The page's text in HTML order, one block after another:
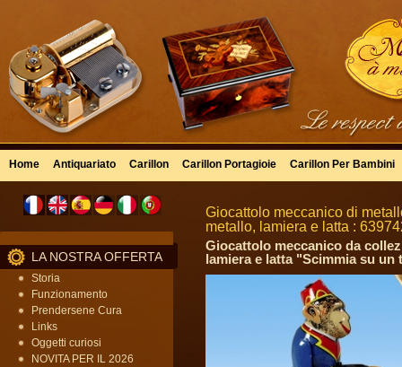
Home Antiquariato Carillon Carillon Portagioie Carillon Per Bambini
LA NOSTRA OFFERTA
Storia
Funzionamento
Prendersene Cura
Links
Oggetti curiosi
NOVITA PER IL 2026
Giocattolo meccanico di
metallo, lamiera e latta :
Giocattolo meccanico da
lamiera e latta "Scimmia su un